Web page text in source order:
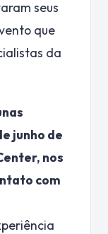
seus
que
da
junho de
nos
com